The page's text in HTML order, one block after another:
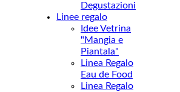
Degustazioni
Linee regalo
Idee Vetrina
"Mangia e
Piantala"
Linea Regalo
Eau de Food
Linea Regalo